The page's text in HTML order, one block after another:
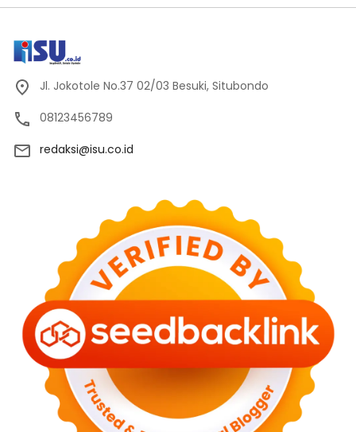
Jl. Jokotole No.37 02/03 Besuki, Situbondo
08123456789
redaksi@isu.co.id